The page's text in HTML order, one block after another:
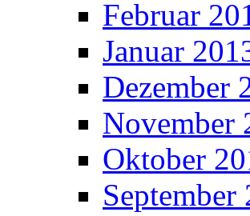
Februar
Januar
Dezember
November
Oktober
September